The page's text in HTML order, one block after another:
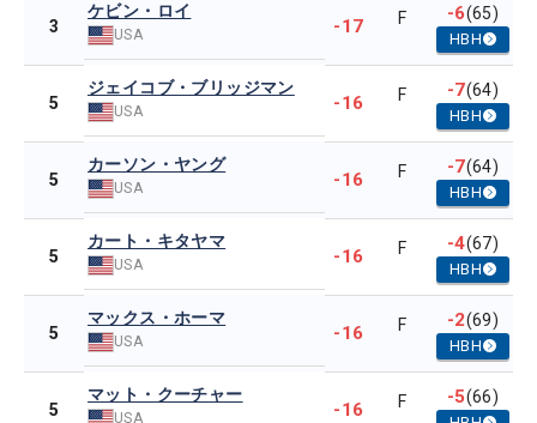
3
ケビン・ロイ
USA -17 F -6(65)
HBH
5
ジェイコブ・ブリッジマン
USA -16 F -7(64)
HBH
5
カーソン・ヤング
USA -16 F -7(64)
HBH
5
カート・キタヤマ
USA -16 F -4(67)
HBH
5
マックス・ホーマ
USA -16 F -2(69)
HBH
5
マット・クーチャー
USA -16 F -5(66)